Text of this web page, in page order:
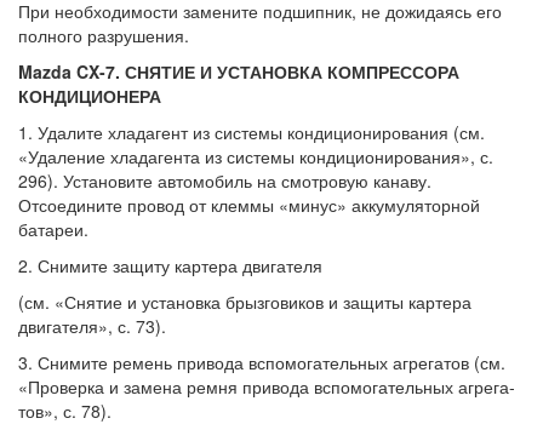
При необходимости замените подшип­ник, не дожидаясь его
полного разрушения.
Mazda CX-7. СНЯТИЕ И УСТАНОВКА КОМПРЕССОРА
КОНДИЦИОНЕРА
1. Удалите хладагент из системы конди­ционирования (см.
«Удаление хладагента из системы кондиционирования», с.
296). Установите автомобиль на смотровую ка­наву.
Отсоедините провод от клеммы «ми­нус» аккумуляторной
батареи.
2. Снимите защиту картера двигателя
(см. «Снятие и установка брызговиков и за­щиты картера
двигателя», с. 73).
3. Снимите ремень привода вспомога­тельных агрегатов (см.
«Проверка и замена ремня привода вспомогательных агрега­
тов», с. 78).